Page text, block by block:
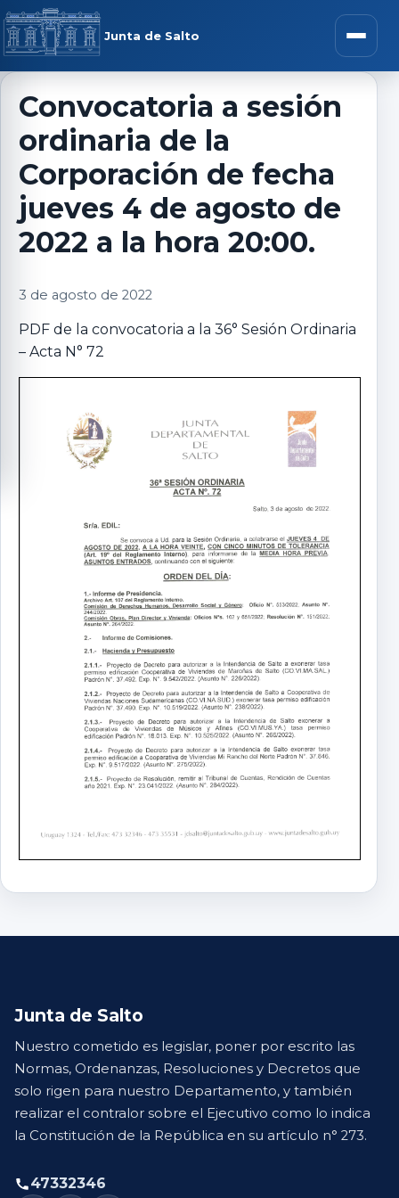
Saltar al contenido
Junta de Salto Abrir
menú
Convocatoria a sesión
ordinaria de la
Corporación de fecha
jueves 4 de agosto de
2022 a la hora 20:00.
3 de agosto de 2022
PDF de la convocatoria a la 36° Sesión Ordinaria
– Acta N° 72
Junta de Salto
Nuestro cometido es legislar, poner por escrito las
Normas, Ordenanzas, Resoluciones y Decretos que
solo rigen para nuestro Departamento, y también
realizar el contralor sobre el Ejecutivo como lo indica
la Constitución de la República en su artículo n° 273.
47332346